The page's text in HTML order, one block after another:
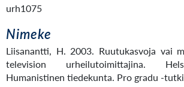
urh1075
Nimeke
Liisanantti, H. 2003. Ruutukasvoja vai
television urheilutoimittajina.
Humanistinen tiedekunta. Pro gradu -